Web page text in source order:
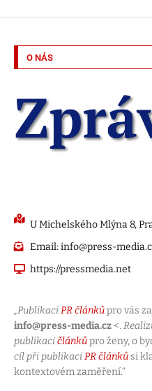
O NÁS
U Michelského Mlýna 8,
Email: info@press-
https://pressmedia.net
„PublikaciPR článkůpro vás
info@press-media.cz <.
publikacičlánkůpro ženy, o
cíl při publikaciPR článků si
kontextovém zaměření.“